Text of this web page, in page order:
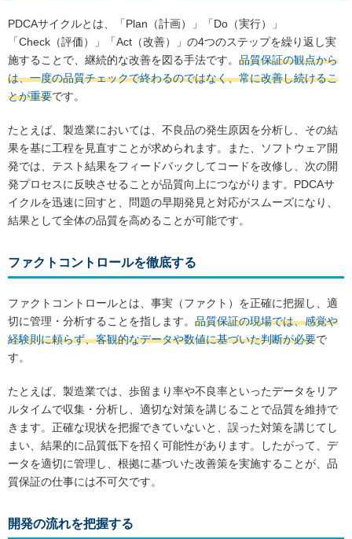
PDCAサイクルとは、「Plan（計画）」「Do（実行）」
「Check（評価）」「Act（改善）」の4つのステップを繰り返し実
施することで、継続的な改善を図る手法です。 品質保証の観点から
は、一度の品質チェックで終わるのではなく、常に改善し続けるこ
とが重要です。
たとえば、製造業においては、不良品の発生原因を分析し、その結
果を基に工程を見直すことが求められます。また、ソフトウェア開
発では、テスト結果をフィードバックしてコードを改修し、次の開
発プロセスに反映させることが品質向上につながります。PDCAサ
イクルを迅速に回すと、問題の早期発見と対応がスムーズになり、
結果として全体の品質を高めることが可能です。
ファクトコントロールを徹底する
ファクトコントロールとは、事実（ファクト）を正確に把握し、適
切に管理・分析することを指します。 品質保証の現場では、感覚や
経験則に頼らず、客観的なデータや数値に基づいた判断が必要で
す。
たとえば、製造業では、歩留まり率や不良率といったデータをリア
ルタイムで収集・分析し、適切な対策を講じることで品質を維持で
きます。正確な現状を把握できていないと、誤った対策を講じてし
まい、結果的に品質低下を招く可能性があります。したがって、デ
ータを適切に管理し、根拠に基づいた改善策を実施することが、品
質保証の仕事には不可欠です。
開発の流れを把握する